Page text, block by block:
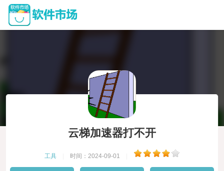
云梯加速器打不开
工具 时间：2024-09-01